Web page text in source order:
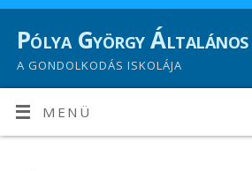
Pólya György
A GONDOLKODÁS ISKOLÁJA
MENÜ